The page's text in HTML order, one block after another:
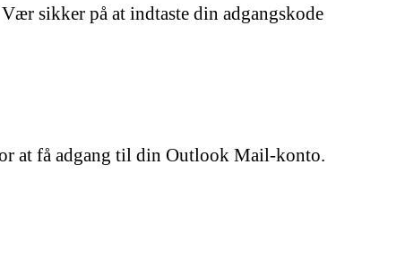
sikker på at indtaste din adgangskode
at få adgang til din Outlook Mail-konto.